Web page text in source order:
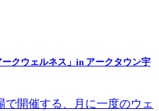
クウェルネス」in アークタウン宇
開催する、月に一度のウェ